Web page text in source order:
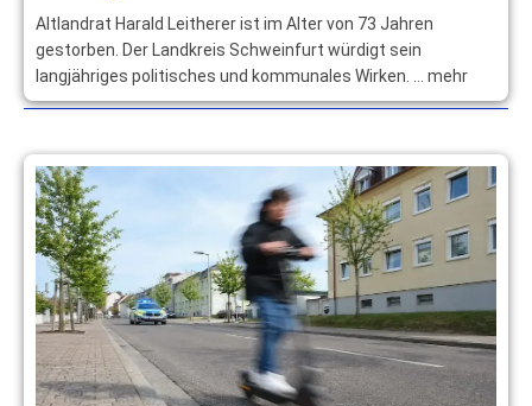
Altlandrat Harald Leitherer ist im Alter von 73 Jahren
gestorben. Der Landkreis Schweinfurt würdigt sein
langjähriges politisches und kommunales Wirken. … mehr